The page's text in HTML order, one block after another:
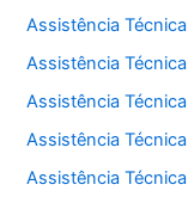
Assistência
Assistência
Assistência
Assistência
Assistência